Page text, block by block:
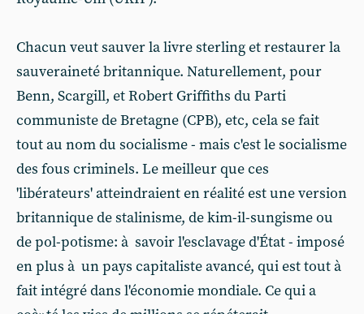
Chacun veut sauver la livre sterling et restaurer la
sauveraineté britannique. Naturellement, pour
Benn, Scargill, et Robert Griffiths du Parti
communiste de Bretagne (CPB), etc, cela se fait
tout au nom du socialisme - mais c'est le socialisme
des fous criminels. Le meilleur que ces
'libérateurs' atteindraient en réalité est une version
britannique de stalinisme, de kim-il-sungisme ou
de pol-potisme: à savoir l'esclavage d'État - imposé
en plus à un pays capitaliste avancé, qui est tout à
fait intégré dans l'économie mondiale. Ce qui a